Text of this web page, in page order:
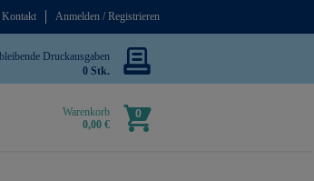
Kontakt Anmelden / Registrieren
Druckausgaben
0 Stk.
Warenkorb
0,00 €
0